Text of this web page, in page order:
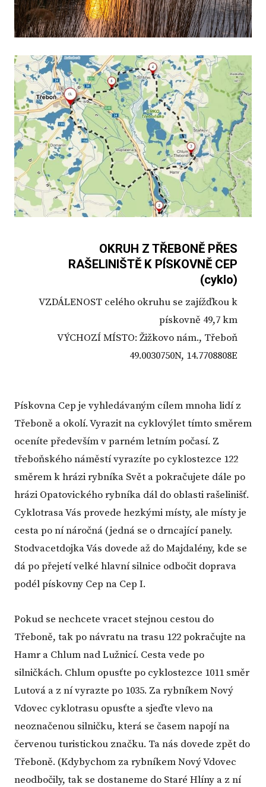
OKRUH Z TŘEBONĚ PŘES
RAŠELINIŠTĚ K PÍSKOVNĚ CEP
(cyklo)
VZDÁLENOST celého okruhu se zajížďkou k
pískovně 49,7 km
VÝCHOZÍ MÍSTO: Žižkovo nám., Třeboň
49.0030750N, 14.7708808E
Pískovna Cep je vyhledávaným cílem mnoha lidí z
Třeboně a okolí. Vyrazit na cyklovýlet tímto směrem
oceníte především v parném letním počasí. Z
třeboňského náměstí vyrazíte po cyklostezce 122
směrem k hrázi rybníka Svět a pokračujete dále po
hrázi Opatovického rybníka dál do oblasti rašelinišť.
Cyklotrasa Vás provede hezkými místy, ale místy je
cesta po ní náročná (jedná se o drncající panely.
Stodvacetdojka Vás dovede až do Majdalény, kde se
dá po přejetí velké hlavní silnice odbočit doprava
podél pískovny Cep na Cep I.
Pokud se nechcete vracet stejnou cestou do
Třeboně, tak po návratu na trasu 122 pokračujte na
Hamr a Chlum nad Lužnicí. Cesta vede po
silničkách. Chlum opusťte po cyklostezce 1011 směr
Lutová a z ní vyrazte po 1035. Za rybníkem Nový
Vdovec cyklotrasu opusťte a sjeďte vlevo na
neoznačenou silničku, která se časem napojí na
červenou turistickou značku. Ta nás dovede zpět do
Třeboně. (Kdybychom za rybníkem Nový Vdovec
neodbočily, tak se dostaneme do Staré Hlíny a z ní